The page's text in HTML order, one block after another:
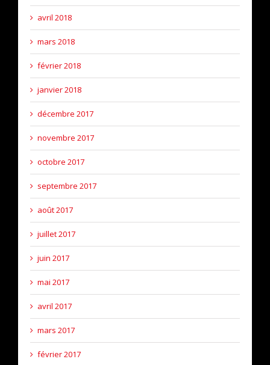
avril 2018
mars 2018
février 2018
janvier 2018
décembre 2017
novembre 2017
octobre 2017
septembre 2017
août 2017
juillet 2017
juin 2017
mai 2017
avril 2017
mars 2017
février 2017